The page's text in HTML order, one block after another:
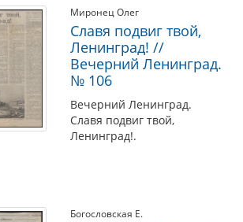
Миронец Олег
Славя подвиг твой,
Ленинград! //
Вечерний Ленинград.
№ 106
Вечерний Ленинград.
Славя подвиг твой,
Ленинград!.
Богословская Е.